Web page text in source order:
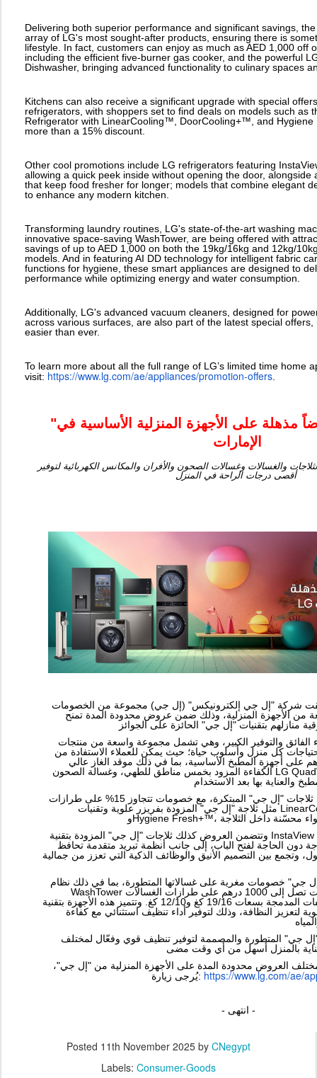
Delivering both superior performance and significant savings,
array of LG's most sought-after products, ensuring there is
lifestyle. In fact, customers can enjoy as much as AED 1,000 off
including the efficient five-burner gas cooker, and the powerful
Dishwasher, bringing advanced functionality to culinary spaces
Kitchens can also receive a significant upgrade with special
refrigerators, with shoppers set to find deals on models such as
Refrigerator with LinearCooling™, DoorCooling+™, and
more than a 15% discount.
Other cool promotions include LG refrigerators featuring
allowing a quick peek inside without opening the door, alongside
that keep food fresher for longer; models that combine elegant
to enhance any modern kitchen.
Transforming laundry routines, LG's state-of-the-art washing
innovative space-saving WashTower, are being offered with
savings of up to AED 1,000 on both the 19kg/16kg and 12kg/
models. And in featuring AI DD technology for intelligent fabric
functions for hygiene, these smart appliances are designed to
performance while optimizing energy and water consumption.
Additionally, LG's advanced vacuum cleaners, designed for
across various surfaces, are also part of the latest special
easier than ever.
To learn more about all the full range of LG’s limited time home
visit: https://www.lg.com/ae/appliances/promotion-offers
"إل جي" تقدم عروضاً مذهلة على الأجهزة المنزلية الأساسية في
الإمارات
والغسالات وغسالات الصحون والأفران والمكانس الكهربائية لتوفير
أقصى درجات الراحة في المنزل
شركة "إل جي إلكترونيكس" (إل جي) مجموعة من الخصومات
من الأجهزة المنزلية، وذلك ضمن عروض محدودة المدة تمنح
الفائق والتوفير الكبير، وهي تشمل مجموعة واسعة من منتجات
كل منزل وأسلوب حياة؛ حيث يمكن للعملاء الاستفادة من
تصل إلى 1000 درهم على أجهزة المطبخ الأساسية، بما في ذلك موقد الغاز عالي
الكفاءة المزود بخمس مناطق للطهي، وغسالة الصحون LG QuadWash Steam التي توفر أداءً
كما تتوفر عروض خاصة على ثلاجات "إل جي" المبتكرة، مع خصومات تتجاوز 15% على طرازات
مثل ثلاجة "إل جي" المزودة بفريزر علوية وتقنيات LinearCooling™ وDoorCooling+™
وتتضمن العروض كذلك ثلاجات "إل جي" المزودة بتقنية InstaView Door-in-Door™، والتي تتيح
دون الحاجة لفتح الباب، إلى جانب أنظمة تبريد متقدمة تحافظ
وتجمع بين التصميم الأنيق والوظائف الذكية التي تعزز من جمالية
جي" خصومات مغرية على غسالاتها المتطورة، بما في ذلك نظام
WashTower الموفر للمساحة، مع تخفيضات تصل إلى 1000 درهم على طرازات الغسالات
والمجففات المدمجة بسعات 19/16 كغ و12/10 كغ. وتتميز هذه الأجهزة بتقنية AI DD الذكية للعناية
لتعزيز النظافة، وذلك لتوفير أداء تنظيف استثنائي مع كفاءة
جي" المتطورة والمصممة لتوفير تنظيف قوي وفعّال لمختلف
العروض محدودة المدة على الأجهزة المنزلية من "إل جي"،
يُرجى زيارة: https://www.lg.com/ae/
- انتهى -
Posted 11th November 2025 by CNegypt
Labels: Consumer-Goods